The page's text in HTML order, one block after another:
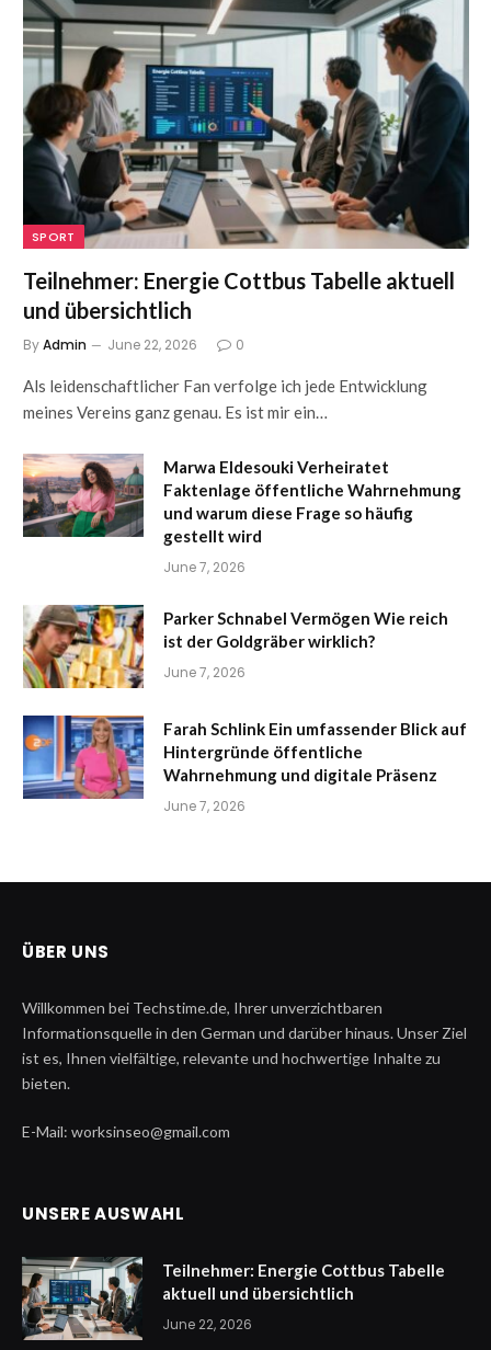
SPORT
Teilnehmer: Energie Cottbus Tabelle aktuell
und übersichtlich
ByAdmin June 22, 2026 0
Als leidenschaftlicher Fan verfolge ich jede Entwicklung
meines Vereins ganz genau. Es ist mir ein…
Marwa Eldesouki Verheiratet
Faktenlage öffentliche Wahrnehmung
und warum diese Frage so häufig
gestellt wird
June 7, 2026
Parker Schnabel Vermögen Wie reich
ist der Goldgräber wirklich?
June 7, 2026
Farah Schlink Ein umfassender Blick auf
Hintergründe öffentliche
Wahrnehmung und digitale Präsenz
June 7, 2026
ÜBER UNS
Willkommen bei Techstime.de, Ihrer unverzichtbaren
Informationsquelle in den German und darüber hinaus. Unser Ziel
ist es, Ihnen vielfältige, relevante und hochwertige Inhalte zu
bieten.
E-Mail: worksinseo@gmail.com
UNSERE AUSWAHL
Teilnehmer: Energie Cottbus Tabelle
aktuell und übersichtlich
June 22, 2026